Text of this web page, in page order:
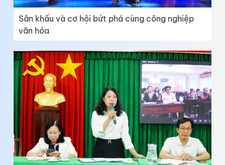
Sân khấu và cơ hội bứt phá cùng công nghiệp
văn hóa